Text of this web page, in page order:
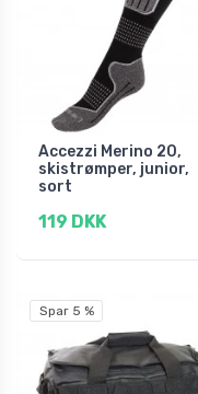
Accezzi Merino 20,
skistrømper, junior,
sort
119 DKK
Spar 5 %